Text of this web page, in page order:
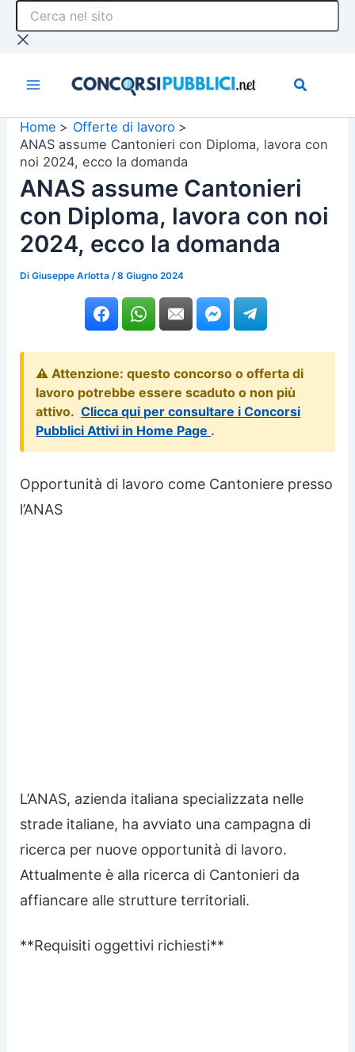
Cerca
sito
Home
Offerte di lavoro
ANAS assume Cantonieri con Diploma, lavora con
noi 2024, ecco la domanda
ANAS assume Cantonieri
con Diploma, lavora con noi
2024, ecco la domanda
DiGiuseppe Arlotta /8 Giugno 2024
⚠️ Attenzione: questo concorso o offerta di
lavoro potrebbe essere scaduto o non più
attivo. Clicca qui per consultare i Concorsi
Pubblici Attivi in Home Page .
Opportunità di lavoro come Cantoniere presso
l’ANAS
L’ANAS, azienda italiana specializzata nelle
strade italiane, ha avviato una campagna di
ricerca per nuove opportunità di lavoro.
Attualmente è alla ricerca di Cantonieri da
affiancare alle strutture territoriali.
**Requisiti oggettivi richiesti**